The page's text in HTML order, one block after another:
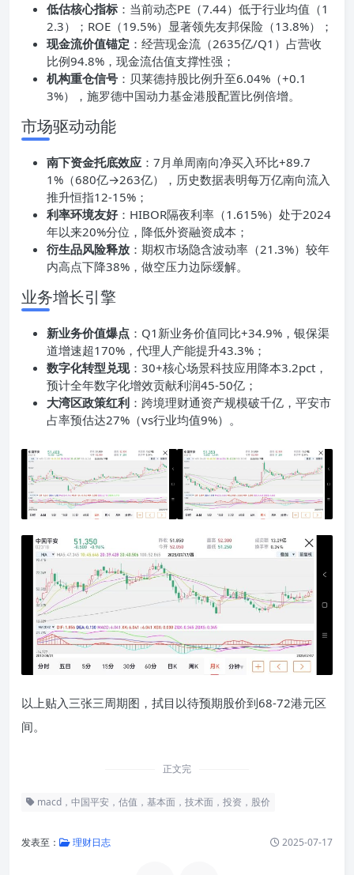
低估核心指标 ：当前动态PE（7.44）低于行业均值（1
2.3）；ROE（19.5%）显著领先友邦保险（13.8%）；
现金流价值锚定 ：经营现金流（2635亿/Q1）占营收
比例94.8%，现金流估值支撑性强；
机构重仓信号 ：贝莱德持股比例升至6.04%（+0.1
3%），施罗德中国动力基金港股配置比例倍增。
市场驱动动能
南下资金托底效应 ：7月单周南向净买入环比+89.7
1%（680亿→263亿），历史数据表明每万亿南向流入
推升恒指12-15%；
利率环境友好：HIBOR隔夜利率（1.615%）处于2024
年以来20%分位，降低外资融资成本；
衍生品风险释放 ：期权市场隐含波动率（21.3%）较年
内高点下降38%，做空压力边际缓解。
业务增长引擎
新业务价值爆点 ：Q1新业务价值同比+34.9%，银保渠
道增速超170%，代理人产能提升43.3%；
数字化转型兑现：30+核心场景科技应用降本3.2pct，
预计全年数字化增效贡献利润45-50亿；
大湾区政策红利 ：跨境理财通资产规模破千亿，平安市
占率预估达27%（vs行业均值9%）。
以上贴入三张三周期图，拭目以待预期股价到68-72港元区
间。
正文完
macd，中国平安，估值，基本面，技术面，投资，股价
发表至： 理财日志 2025-07-17